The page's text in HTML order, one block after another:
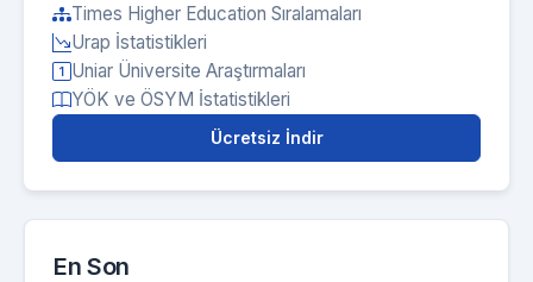
Times Higher Education Sıralamaları
Urap İstatistikleri
Uniar Üniversite Araştırmaları
YÖK ve ÖSYM İstatistikleri
Ücretsiz İndir
En Son